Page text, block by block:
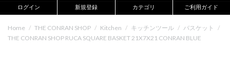
ログイン 新規登録 カテゴリ ご利用ガイド
Home / THE CONRAN SHOP / Kitchen / キッチンツール / バスケット
/
THE CONRAN SHOP RUCA SQUARE BASKET 21X7X21 CONRAN BLUE